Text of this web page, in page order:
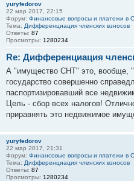
yuryfedorov
22 мар 2017, 22:15
Форум: Финансовые вопросы и платежи в
Тема: Дифференциация членских взносов
Ответы: 87
Просмотры: 1280234
Re: Дифференциация
А "имущество СНТ" это, вообще,
государство совершенно
паспортизировавший все
Цель - сбор всех налогов!
приравнять это недвижимое
yuryfedorov
22 мар 2017, 21:31
Форум: Финансовые вопросы и платежи в
Тема: Дифференциация членских взносов
Ответы: 87
Просмотры: 1280234